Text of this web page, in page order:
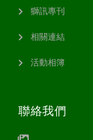
獅訊專刊
相關連結
活動相簿
聯絡我們